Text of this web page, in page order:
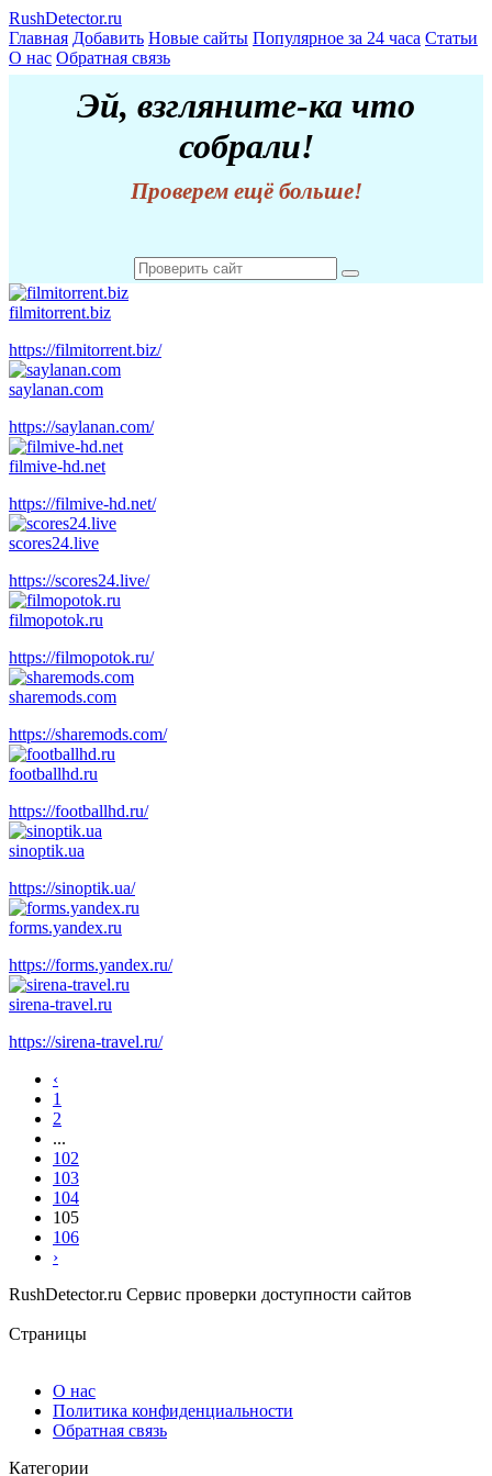
RushDetector.ru
Главная Добавить Новые сайты Популярное за 24 часа Статьи
О нас Обратная связь
Эй, взгляните-ка что
собрали!
Проверем ещё больше!
filmitorrent.biz
https://filmitorrent.biz/
saylanan.com
https://saylanan.com/
filmive-hd.net
https://filmive-hd.net/
scores24.live
https://scores24.live/
filmopotok.ru
https://filmopotok.ru/
sharemods.com
https://sharemods.com/
footballhd.ru
https://footballhd.ru/
sinoptik.ua
https://sinoptik.ua/
forms.yandex.ru
https://forms.yandex.ru/
sirena-travel.ru
https://sirena-travel.ru/
‹
1
2
...
102
103
104
105
106
›
RushDetector.ru Сервис проверки доступности сайтов
Страницы
О нас
Политика конфиденциальности
Обратная связь
Категории